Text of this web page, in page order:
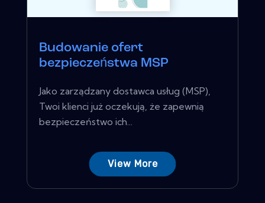
Budowanie ofert
bezpieczeństwa MSP
Jako zarządzany dostawca usług (MSP),
Twoi klienci już oczekują, że zapewnią
bezpieczeństwo ich...
View More